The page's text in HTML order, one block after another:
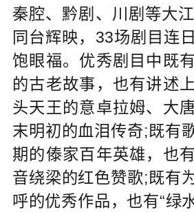
秦腔、黔剧、川剧等大
同台辉映，33场剧目连
饱眼福。优秀剧目中既
的古老故事，也有讲述
头天王的意卓拉姆、大
末明初的血泪传奇;既有
期的傣家百年英雄，也
音绕梁的红色赞歌;既有
呼的优秀作品，也有“绿